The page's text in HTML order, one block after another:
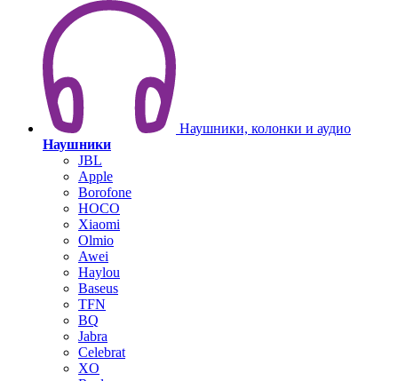
Наушники, колонки и аудио
Наушники
JBL
Apple
Borofone
HOCO
Xiaomi
Olmio
Awei
Haylou
Baseus
TFN
BQ
Jabra
Celebrat
XO